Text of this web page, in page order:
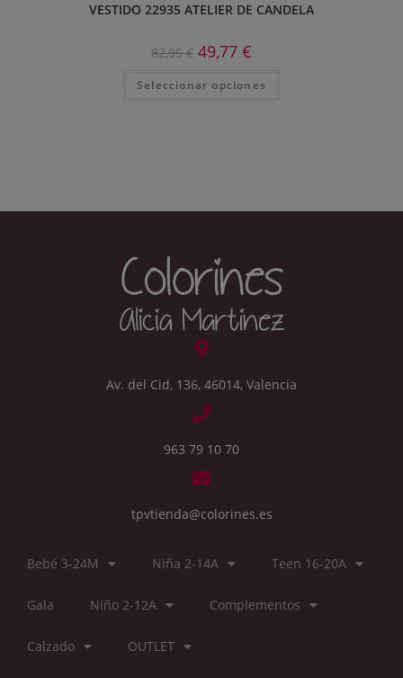
VESTIDO 22935 ATELIER DE CANDELA
82,95€ 49,77 €
Seleccionar opciones
Av. del Cid, 136, 46014, Valencia
963 79 10 70
tpvtienda@colorines.es
Bebé 3-24M Niña 2-14A Teen 16-20A
Gala Niño 2-12A Complementos
Calzado OUTLET